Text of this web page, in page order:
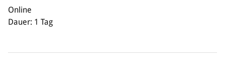
Online
Dauer: 1 Tag